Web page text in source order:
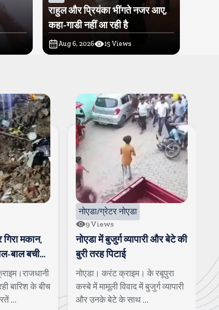
राहुल और प्रियंका भींगते नजर आए,
कहा-गाडी नहीं आ रही है
Aug 6, 2026 15 Views
मकान,
बाल बची
बारिश के बीच
...
नोएडा/ग्रेटर नोएडा
9Views
नोएडा में बुजुर्ग व्यापारी और बेटे की
बुरी तरह पिटाई
नोएडा। करंट क्राइम। के रबूपुरा
कस्बे में मामूली विवाद में बुजुर्ग व्यापारी
और उनके बेटे के साथ ...